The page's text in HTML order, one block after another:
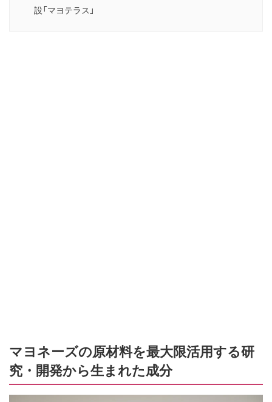
設「マヨテラス」
マヨネーズの原材料を最大限活用する研
究・開発から生まれた成分